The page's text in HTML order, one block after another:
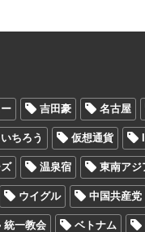
吉田豪 名古屋
ちろう 仮想通貨
温泉宿 東南アジ
ウイグル 中国共産党
統一教会 ベトナム